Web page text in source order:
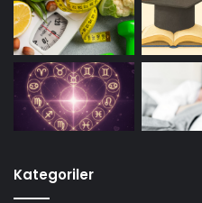
Kategoriler